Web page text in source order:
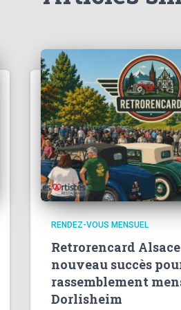
RENDEZ-VOUS MENSUEL
Retrorencard
nouveau succès
rassemblement
Dorlisheim